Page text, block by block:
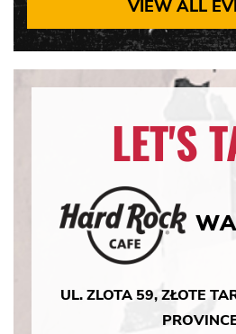
VIEW ALL
LET'S
UL. ZLOTA 59, ZŁOTE